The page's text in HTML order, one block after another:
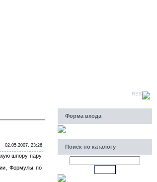
RSS
02.05.2007, 23:26
шпору пару
Формулы по
Форма входа
Поиск по каталогу